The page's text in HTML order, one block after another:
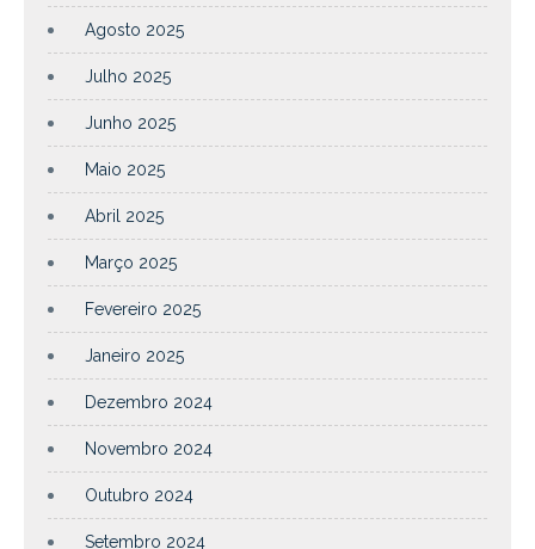
Agosto 2025
Julho 2025
Junho 2025
Maio 2025
Abril 2025
Março 2025
Fevereiro 2025
Janeiro 2025
Dezembro 2024
Novembro 2024
Outubro 2024
Setembro 2024